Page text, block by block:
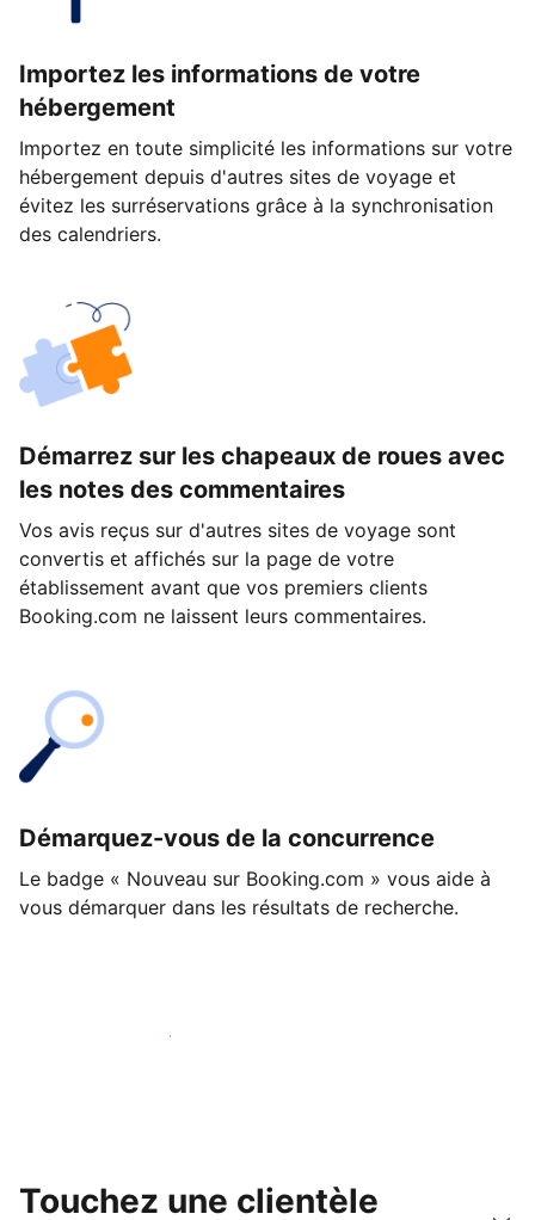
Importez les informations de votre
hébergement
Importez en toute simplicité les informations sur votre
hébergement depuis d'autres sites de voyage et
évitez les surréservations grâce à la synchronisation
des calendriers.
Démarrez sur les chapeaux de roues avec
les notes des commentaires
Vos avis reçus sur d'autres sites de voyage sont
convertis et affichés sur la page de votre
établissement avant que vos premiers clients
Booking.com ne laissent leurs commentaires.
Démarquez-vous de la concurrence
Le badge « Nouveau sur Booking.com » vous aide à
vous démarquer dans les résultats de recherche.
Lancez-vous dès aujourd'hui
Touchez une clientèle